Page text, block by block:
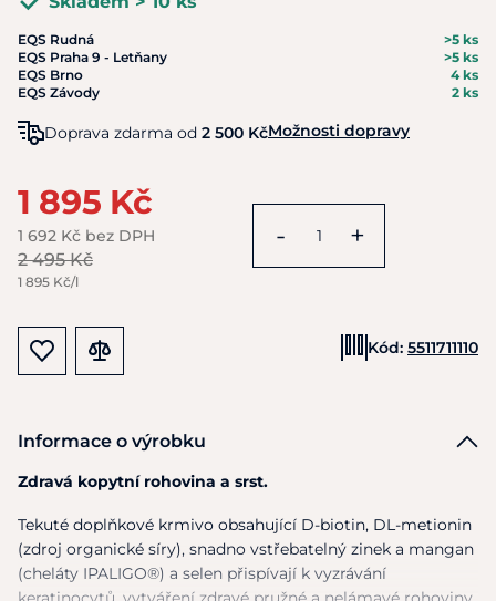
EQS Rudná
>5 ks
EQS Praha 9 - Letňany
>5 ks
EQS Brno
4 ks
EQS Závody
2 ks
Doprava zdarma od 2 500 KčMožnosti dopravy
1 895 Kč
1 692 Kč bez DPH
2 495 Kč
1 895 Kč/l
- +
Kód: 5511711110
Informace o výrobku
Zdravá kopytní rohovina a srst.
Tekuté doplňkové krmivo obsahující D-biotin, DL-metionin
(zdroj organické síry), snadno vstřebatelný zinek a mangan
(cheláty IPALIGO®) a selen přispívají k vyzrávání